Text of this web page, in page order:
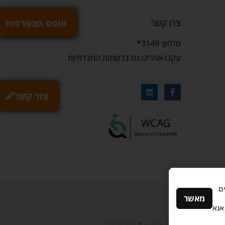
צור קשר
טופס הצטרפות צרו קשר
טלפון: 3149*
עקבו אחרינו גם ברשתות החברתיות
מאשר